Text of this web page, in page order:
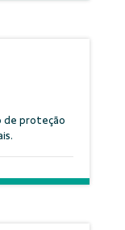
de proteção